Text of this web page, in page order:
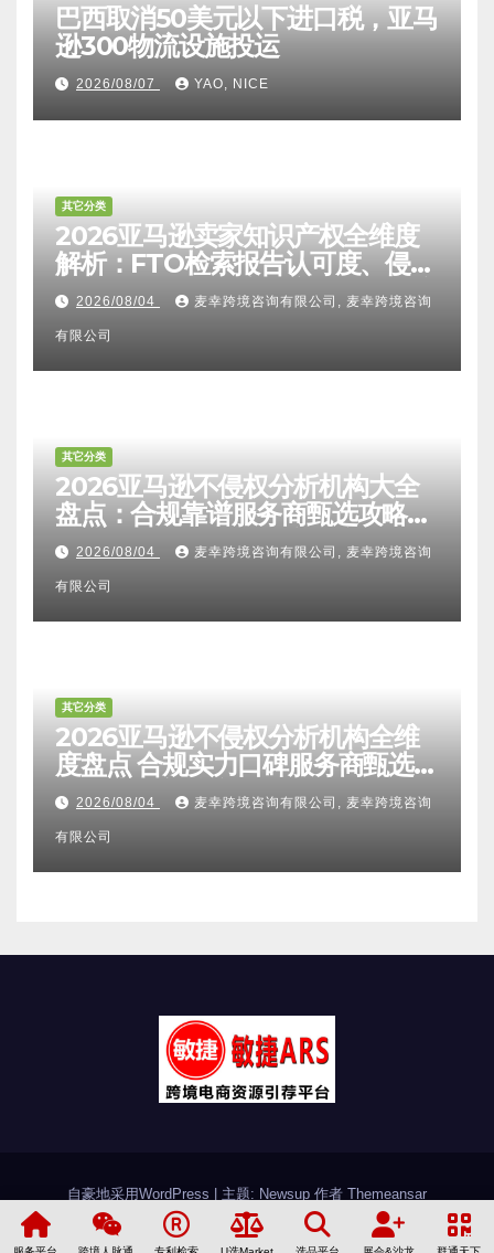
巴西取消50美元以下进口税，亚马
逊300物流设施投运
2026/08/07 YAO, NICE
其它分类
2026亚马逊卖家知识产权全维度
解析：FTO检索报告认可度、侵权
比对区别、TRO应诉方法及服务商
甄选避坑全攻略
2026/08/04 麦幸跨境咨询有限公司, 麦幸跨境咨询
有限公司
其它分类
2026亚马逊不侵权分析机构大全
盘点：合规靠谱服务商甄选攻略、
避坑FAQ及标杆机构实力详解
2026/08/04 麦幸跨境咨询有限公司, 麦幸跨境咨询
有限公司
其它分类
2026亚马逊不侵权分析机构全维
度盘点 合规实力口碑服务商甄选
附跨境卖家避坑FAQ全指南
2026/08/04 麦幸跨境咨询有限公司, 麦幸跨境咨询
有限公司
自豪地采用WordPress 主题: Newsup 作者 Themeansar
敏捷简介加入敏捷联系敏捷友情链接